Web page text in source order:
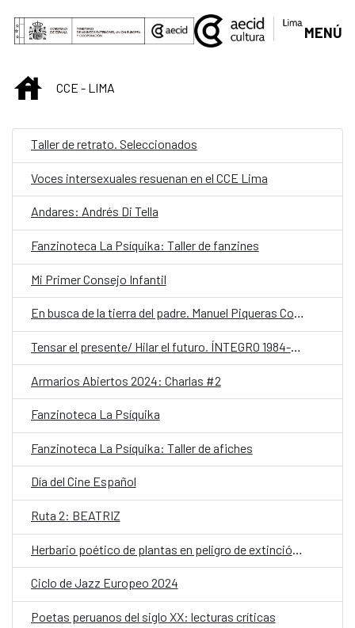
Saltar al contenido principal
MENÚ
INICIOCCE - LIMA
Taller de retrato. Seleccionados
Voces intersexuales resuenan en el CCE Lima
Andares: Andrés Di Tella
Fanzinoteca La Psíquika: Taller de fanzines
Mi Primer Consejo Infantil
En busca de la tierra del padre. Manuel Piqueras Cotolí (1885-1937)
Tensar el presente/ Hilar el futuro. ÍNTEGRO 1984-2024
Armarios Abiertos 2024: Charlas #2
Fanzinoteca La Psíquika
Fanzinoteca La Psíquika: Taller de afiches
Día del Cine Español
Ruta 2: BEATRIZ
Ciclo de Jazz Europeo 2024
Poetas peruanos del siglo XX: lecturas críticas